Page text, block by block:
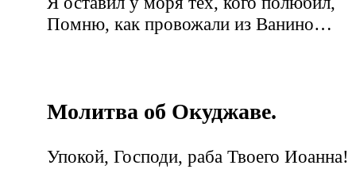
Помню, как провожали из Ванино…
Молитва об Окуджаве.
Упокой, Господи, раба Твоего Иоанна!